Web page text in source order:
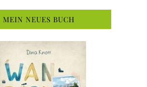
MEIN NEUES BUCH